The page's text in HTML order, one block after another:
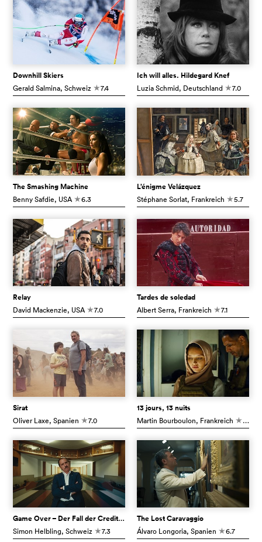
Downhill Skiers
Gerald Salmina, Schweiz c7.4
Ich will alles. Hildegard Knef
Luzia Schmid, Deutschland c7.0
The Smashing Machine
Benny Safdie, USA c6.3
L’énigme Velázquez
Stéphane Sorlat, Frankreich c5.7
Relay
David Mackenzie, USA c7.0
Tardes de soledad
Albert Serra, Frankreich c7.1
Sirat
Oliver Laxe, Spanien c7.0
13 jours, 13 nuits
Martin Bourboulon, Frankreich c6.7
Game Over – Der Fall der Credit Suisse
Simon Helbling, Schweiz c7.3
The Lost Caravaggio
Álvaro Longoria, Spanien c6.7